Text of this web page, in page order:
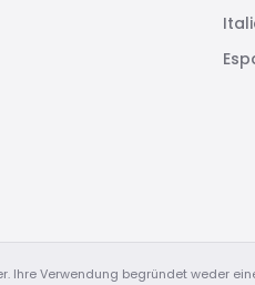
Verwendung begründet weder